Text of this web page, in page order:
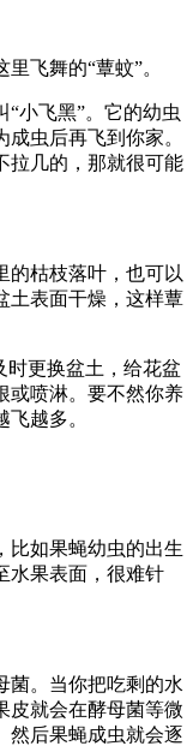
飞舞的“蕈蚊”。
小飞黑”。它的幼虫
虫后再飞到你家。
拉几的，那就很可能
的枯枝落叶，也可以
土表面干燥，这样蕈
时更换盆土，给花盆
或喷淋。要不然你养
越多。
比如果蝇幼虫的出生
水果表面，很难针
菌。当你把吃剩的水
皮就会在酵母菌等微
然后果蝇成虫就会逐